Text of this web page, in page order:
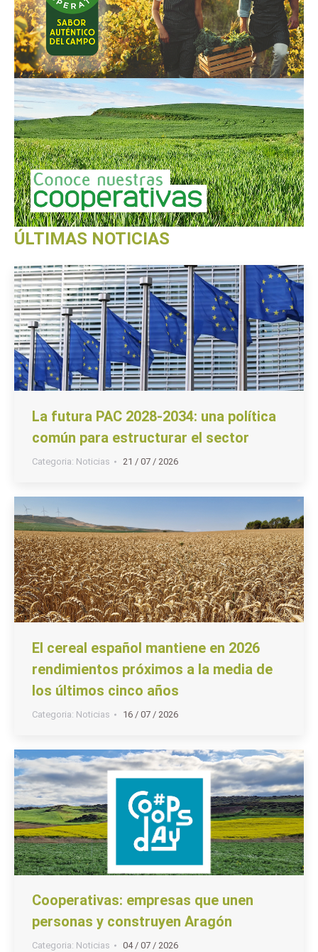
ÚLTIMAS NOTICIAS
La futura PAC 2028-2034: una política
común para estructurar el sector
Categoria: Noticias 21 / 07 / 2026
El cereal español mantiene en 2026
rendimientos próximos a la media de
los últimos cinco años
Categoria: Noticias 16 / 07 / 2026
Cooperativas: empresas que unen
personas y construyen Aragón
Categoria: Noticias 04 / 07 / 2026